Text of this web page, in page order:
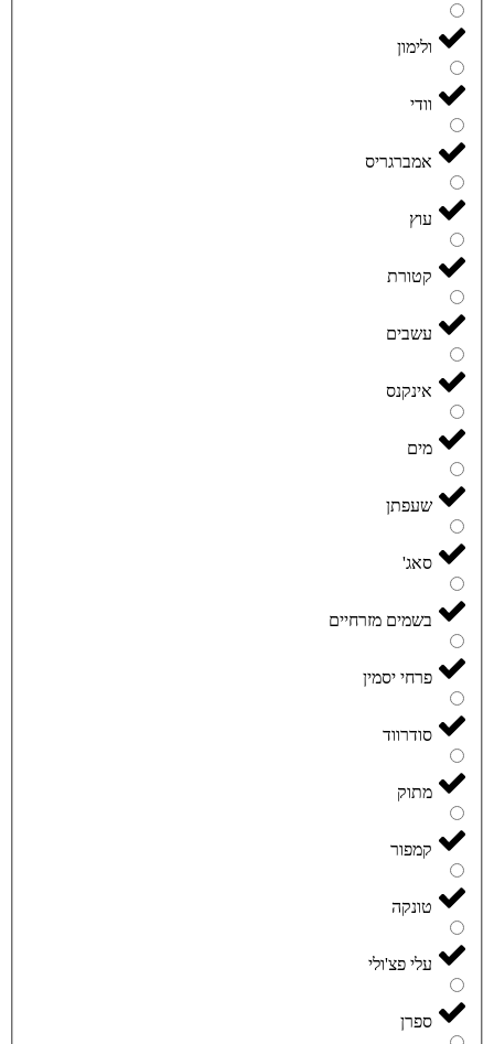
ולימון
וודי
אמברגריס
עוץ
קטורת
עשבים
אינקנס
מים
שעפתן
סאג'
בשמים מזרחיים
פרחי יסמין
סודרווד
מתוק
קמפור
טונקה
עלי פצ'ולי
ספרן